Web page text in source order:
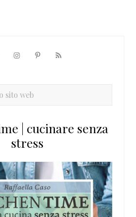
| cucinare senza
stress